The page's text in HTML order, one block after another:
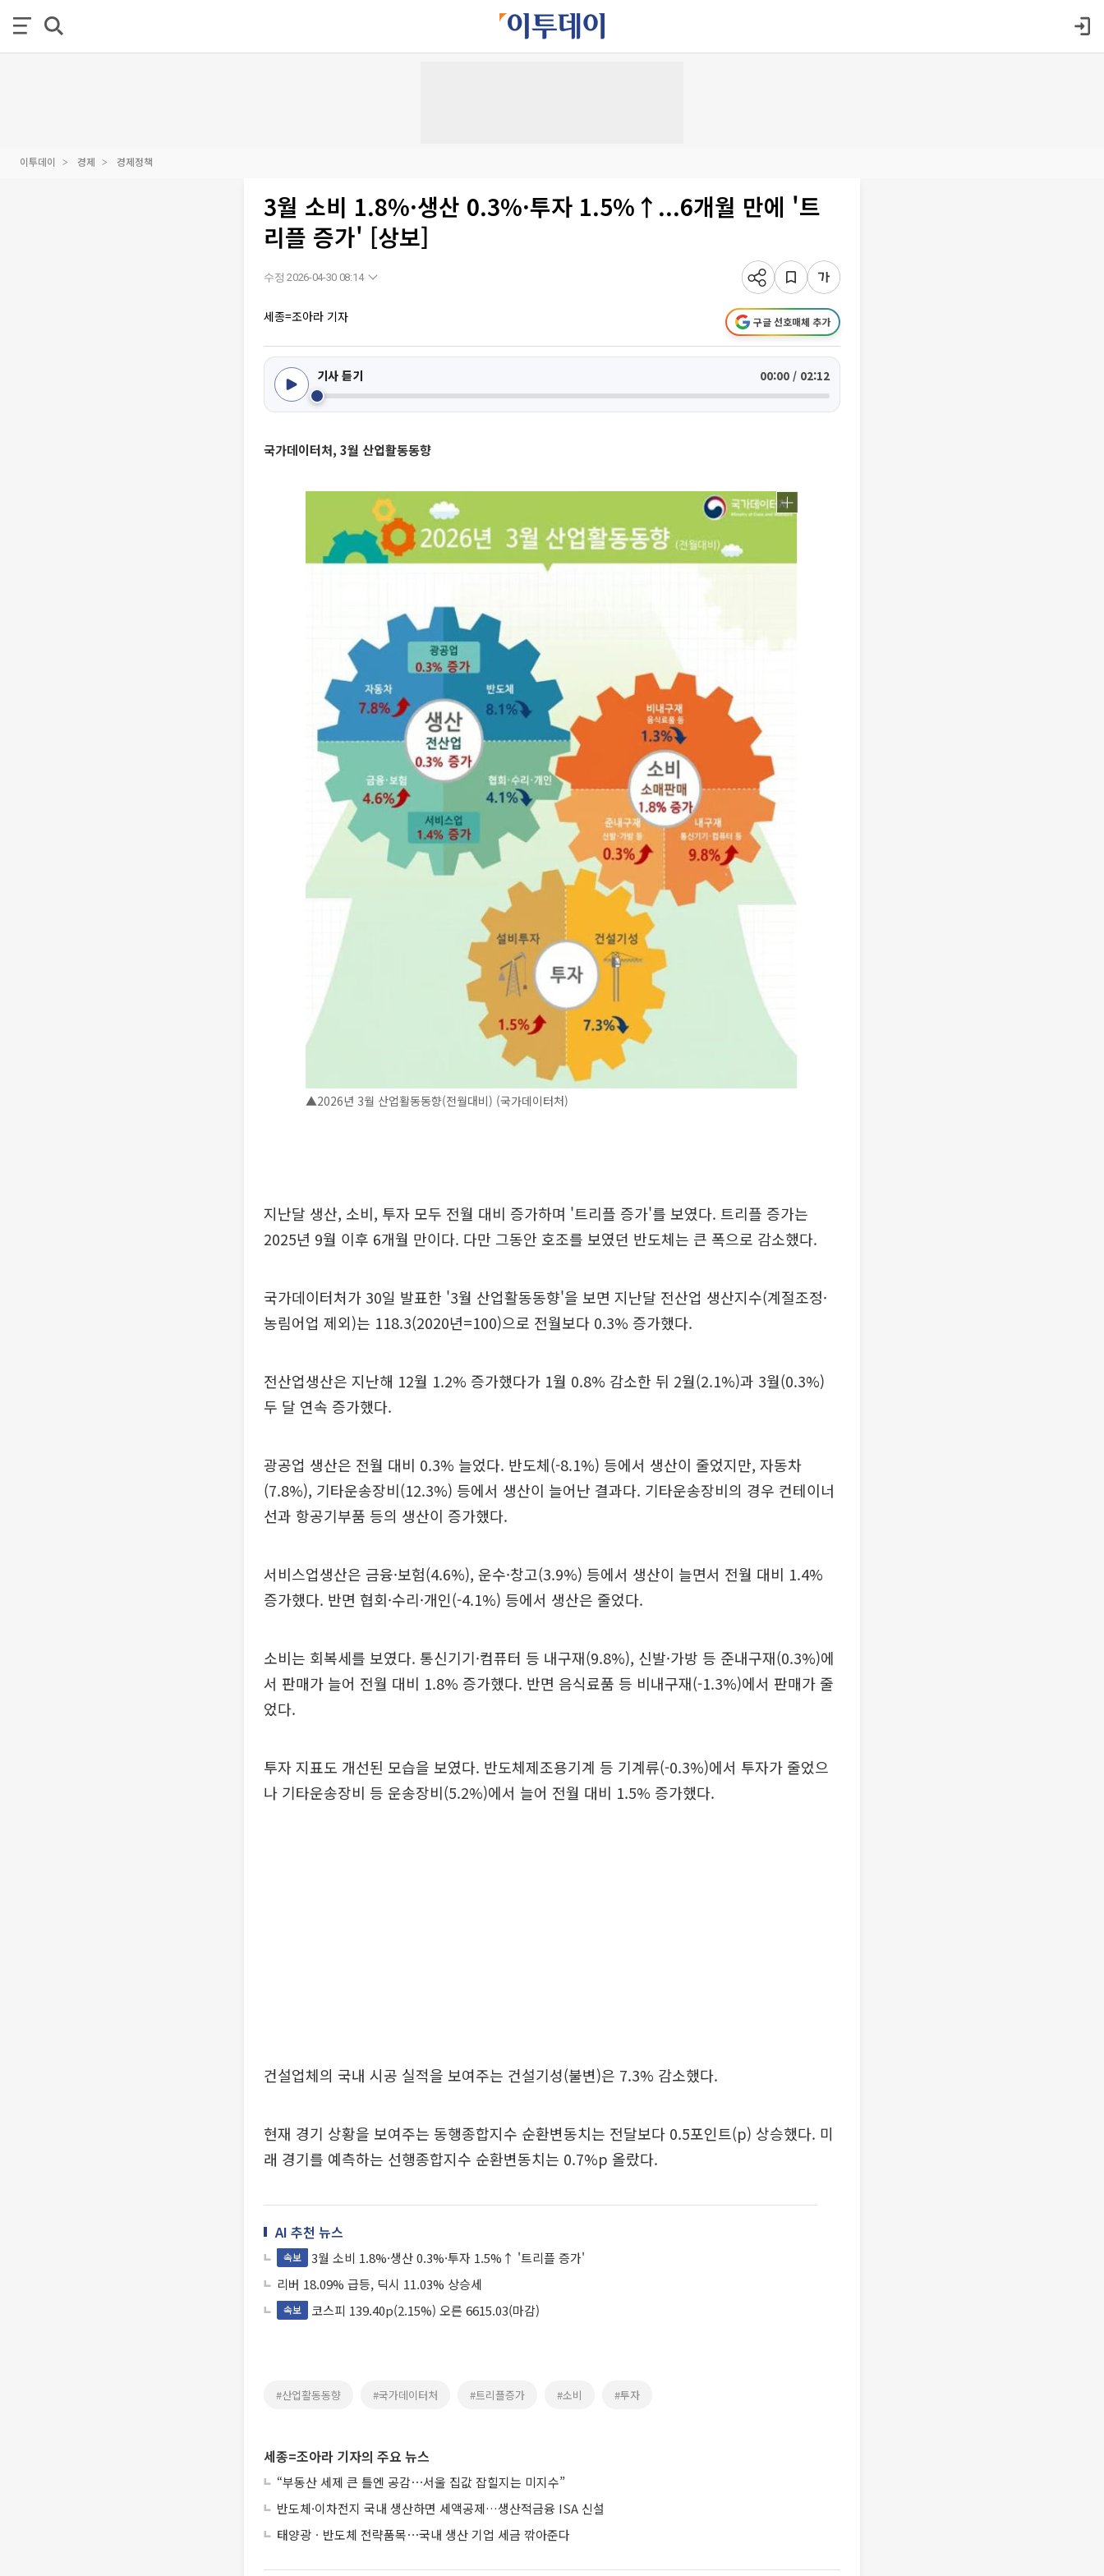
이투데이 경제 경제정책
3월 소비 1.8%·생산 0.3%·투자 1.5%↑...6개월 만에 '트
리플 증가' [상보]
수정 2026-04-30 08:14
세종=조아라 기자 구글 선호매체 추가
기사 듣기 00:00 / 02:12
국가데이터처, 3월 산업활동동향
▲2026년 3월 산업활동동향(전월대비) (국가데이터처)
지난달 생산, 소비, 투자 모두 전월 대비 증가하며 '트리플 증가'를 보였다. 트리플 증가는
2025년 9월 이후 6개월 만이다. 다만 그동안 호조를 보였던 반도체는 큰 폭으로 감소했다.
국가데이터처가 30일 발표한 '3월 산업활동동향'을 보면 지난달 전산업 생산지수(계절조정·
농림어업 제외)는 118.3(2020년=100)으로 전월보다 0.3% 증가했다.
전산업생산은 지난해 12월 1.2% 증가했다가 1월 0.8% 감소한 뒤 2월(2.1%)과 3월(0.3%)
두 달 연속 증가했다.
광공업 생산은 전월 대비 0.3% 늘었다. 반도체(-8.1%) 등에서 생산이 줄었지만, 자동차
(7.8%), 기타운송장비(12.3%) 등에서 생산이 늘어난 결과다. 기타운송장비의 경우 컨테이너
선과 항공기부품 등의 생산이 증가했다.
서비스업생산은 금융·보험(4.6%), 운수·창고(3.9%) 등에서 생산이 늘면서 전월 대비 1.4%
증가했다. 반면 협회·수리·개인(-4.1%) 등에서 생산은 줄었다.
소비는 회복세를 보였다. 통신기기·컴퓨터 등 내구재(9.8%), 신발·가방 등 준내구재(0.3%)에
서 판매가 늘어 전월 대비 1.8% 증가했다. 반면 음식료품 등 비내구재(-1.3%)에서 판매가 줄
었다.
투자 지표도 개선된 모습을 보였다. 반도체제조용기계 등 기계류(-0.3%)에서 투자가 줄었으
나 기타운송장비 등 운송장비(5.2%)에서 늘어 전월 대비 1.5% 증가했다.
건설업체의 국내 시공 실적을 보여주는 건설기성(불변)은 7.3% 감소했다.
현재 경기 상황을 보여주는 동행종합지수 순환변동치는 전달보다 0.5포인트(p) 상승했다. 미
래 경기를 예측하는 선행종합지수 순환변동치는 0.7%p 올랐다.
AI 추천 뉴스
속보
3월 소비 1.8%·생산 0.3%·투자 1.5%↑ '트리플 증가'
리버 18.09% 급등, 딕시 11.03% 상승세
속보 코스피 139.40p(2.15%) 오른 6615.03(마감)
#산업활동동향 #국가데이터처 #트리플증가 #소비 #투자
세종=조아라 기자의 주요 뉴스
“부동산 세제 큰 틀엔 공감⋯서울 집값 잡힐지는 미지수”
반도체·이차전지 국내 생산하면 세액공제…생산적금융 ISA 신설
태양광ㆍ반도체 전략품목⋯국내 생산 기업 세금 깎아준다